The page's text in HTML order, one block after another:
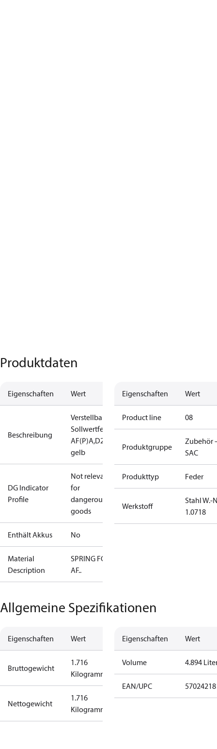
Produktdaten
Eigenschaften Wert
Beschreibung
Verstellbare
Sollwertfeder
AF(P)A,D28,
gelb
DG Indicator
Profile
Not relevant
for
dangerous
goods
Enthält Akkus No
Material
Description
SPRING FOR
AF..
Eigenschaften Wert
Product line 08
Produktgruppe
Zubehör
SAC
Produkttyp Feder
Werkstoff
Stahl W.-
1.0718
Allgemeine Spezifikationen
Eigenschaften Wert
Bruttogewicht
1.716
Kilogramm
Nettogewicht
1.716
Kilogramm
Eigenschaften Wert
Volume 4.894
EAN/UPC